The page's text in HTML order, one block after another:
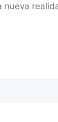
nueva